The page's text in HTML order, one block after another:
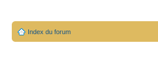
Index du forum